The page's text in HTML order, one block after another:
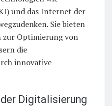
und das Internet der
Sie bieten
zur Optimierung von
die
innovative
Digitalisierung